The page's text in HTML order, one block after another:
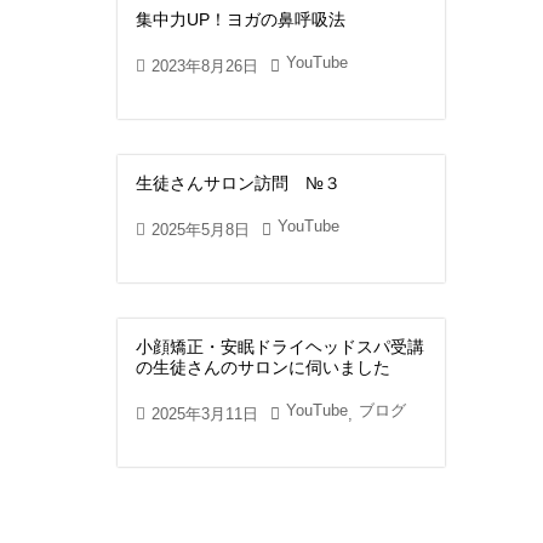
集中力UP！ヨガの鼻呼吸法
2023年8月26日 YouTube
生徒さんサロン訪問 №３
2025年5月8日 YouTube
小顔矯正・安眠ドライヘッドスパ受講
の生徒さんのサロンに伺いました
2025年3月11日 YouTube ブログ